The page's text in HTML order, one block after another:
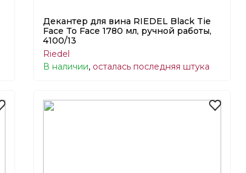
Декантер для вина RIEDEL Black Tie
Face To Face 1780 мл, ручной работы,
4100/13
Riedel
В наличии, осталась последняя штука